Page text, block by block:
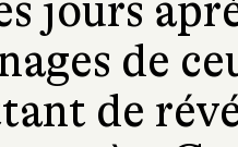
jours
de
de